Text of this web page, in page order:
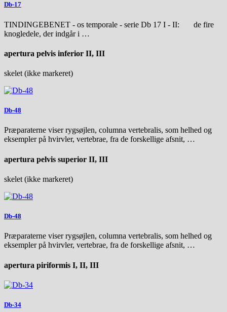
Db-17
TINDINGEBENET - os temporale - serie Db 17 I - II: de fire
knogledele, der indgår i …
apertura pelvis inferior II, III
skelet (ikke markeret)
Db-48
Præparaterne viser rygsøjlen, columna vertebralis, som helhed og
eksempler på hvirvler, vertebrae, fra de forskellige afsnit, …
apertura pelvis superior II, III
skelet (ikke markeret)
Db-48
Præparaterne viser rygsøjlen, columna vertebralis, som helhed og
eksempler på hvirvler, vertebrae, fra de forskellige afsnit, …
apertura piriformis I, II, III
Db-34